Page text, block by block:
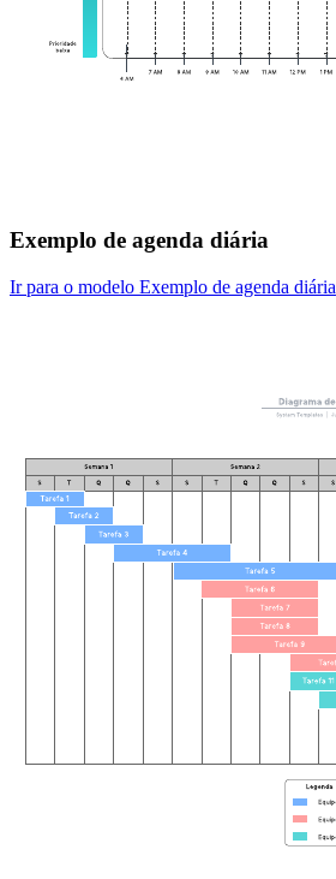
Exemplo de agenda diária
Ir para o modelo Exemplo de agenda diária